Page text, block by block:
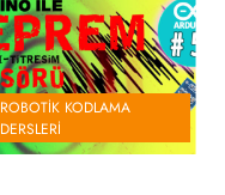
ROBOTIK KODLAMA
DERSLERI